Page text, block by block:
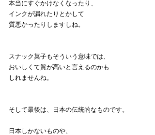
本当にすぐかけなくなったり、
インクが漏れたりとかして
質悪かったりしますしね。
スナック菓子もそういう意味では、
おいしくて質が高いと言えるのかも
しれませんね。
そして最後は、日本の伝統的なものです。
日本しかないものや、